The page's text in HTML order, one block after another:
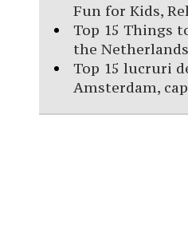
Fun for Kids,
Top 15 Things
the Netherlands
Top 15 lucruri
Amsterdam,